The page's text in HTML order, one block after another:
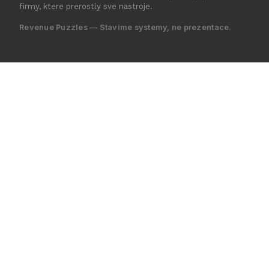
firmy, ktere prerostly sve nastroje.
Revenue Puzzles — Stavime systemy, ne prezentace.